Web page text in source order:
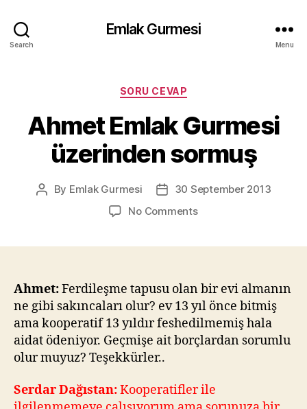
Search
Emlak Gurmesi
Menu
Categories
SORU CEVAP
Ahmet Emlak Gurmesi
üzerinden sormuş
Post
By Emlak Gurmesi
Post30 September 2013
No Commentson
sormuş
Ahmet:Ferdileşme tapusu olan bir evi almanın
ne gibi sakıncaları olur? ev 13 yıl önce bitmiş
ama kooperatif 13 yıldır feshedilmemiş hala
aidat ödeniyor. Geçmişe ait borçlardan sorumlu
olur muyuz? Teşekkürler..
Serdar Dağıstan:Kooperatifler ile